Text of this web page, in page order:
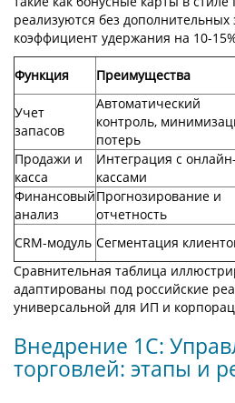
реализуются без
коэффициент удержания на 10-
Функция Преимущества
Учет
запасов
Автоматический
контроль,
потерь
Продажи и
касса
Интеграция с онлайн-
кассами
Финансовый
анализ
Прогнозирование и
отчетность
CRM-модуль Сегментация
Сравнительная таблица
адаптированы под российские
универсальной для ИП и
Внедрение 1С:
торговлей: этапы и